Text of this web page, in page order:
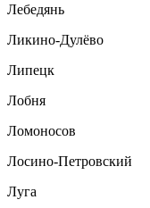
Лебедянь
Ликино-Дулёво
Липецк
Лобня
Ломоносов
Лосино-Петровский
Луга